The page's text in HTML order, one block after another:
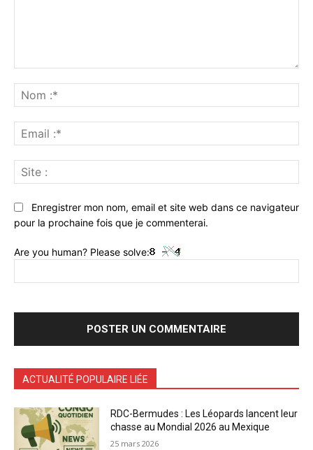
:*
:*
:
Enregistrer mon nom, email et site web dans ce navigateur
pour la prochaine fois que je commenterai.
Are you human? Please solve:
ACTUALITÉ POPULAIRE LIÉE
RDC-Bermudes : Les Léopards lancent leur
chasse au Mondial 2026 au Mexique
25 mars 2026